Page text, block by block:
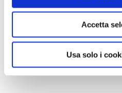
Accetta
Usa solo i